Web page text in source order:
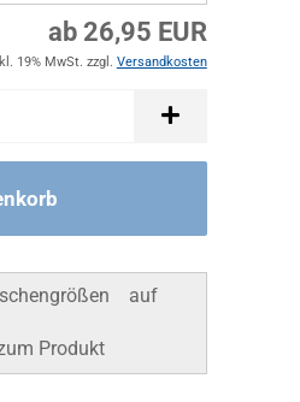
ab 26,95 EUR
19% MwSt. zzgl. Versandkosten
auf
Produkt